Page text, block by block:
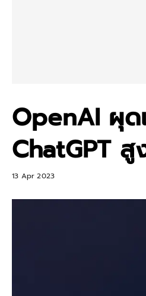
OpenAI ผุด
ChatGPT
13 Apr 2023